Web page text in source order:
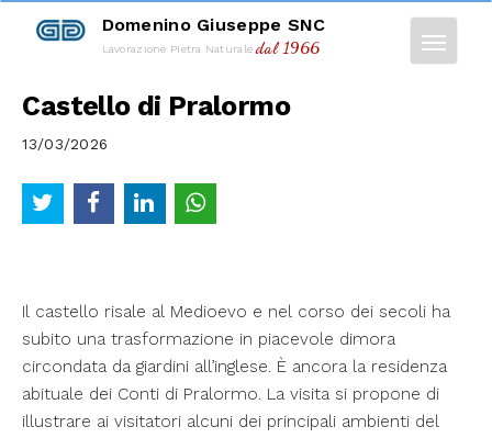
Domenino Giuseppe SNC
Lavorazione Pietra Naturaledal 1966
Castello di Pralormo
13/03/2026
Il castello risale al Medioevo e nel corso dei secoli ha
subito una trasformazione in piacevole dimora
circondata da giardini all’inglese. È ancora la residenza
abituale dei Conti di Pralormo. La visita si propone di
illustrare ai visitatori alcuni dei principali ambienti del